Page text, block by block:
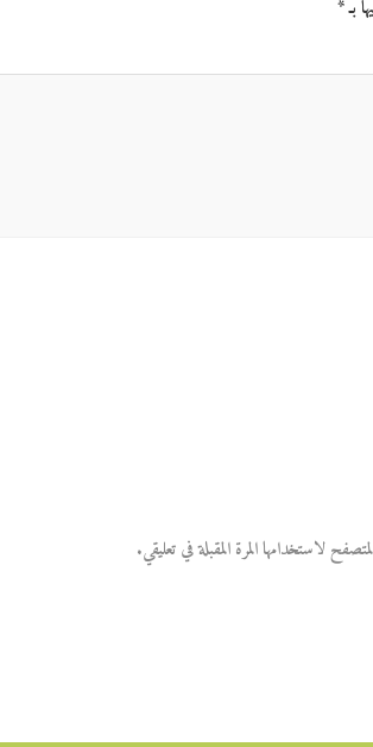
بـ*
لاستخدامها المرة المقبلة في تعليقي.